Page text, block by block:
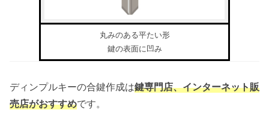
丸みのある平たい形
鍵の表面に凹み
ディンプルキーの合鍵作成は鍵専門店、インターネット販
売店がおすすめです。